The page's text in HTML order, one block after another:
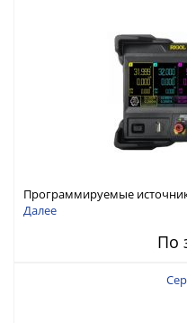
Программируемые
мощностью 222 Вт, 3 канала
Далее
По